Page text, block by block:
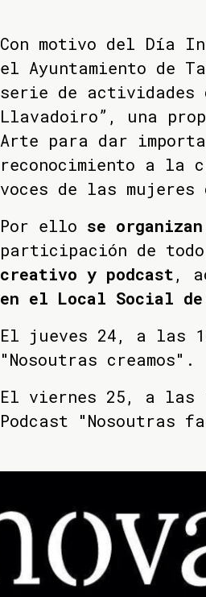
Con motivo del Día
el Ayuntamiento de
serie de actividades
Llavadoiro”, una
Arte para dar
reconocimiento a la
voces de las
Por ello se
participación de
creativo y podcast,
en el Local Social de
El jueves 24, a las
"Nosoutras creamos".
El viernes 25, a las
Podcast "Nosoutras